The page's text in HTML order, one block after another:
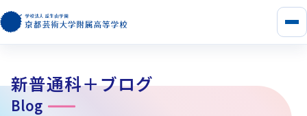
メ
ニ
く
新普通科＋ブログ
Blog